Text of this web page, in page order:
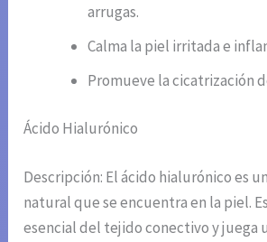
arrugas.
Calma la piel irritada e
Promueve la cicatrización
Ácido Hialurónico
Descripción: El ácido hialurónico es
natural que se encuentra en la piel.
esencial del tejido conectivo y juega